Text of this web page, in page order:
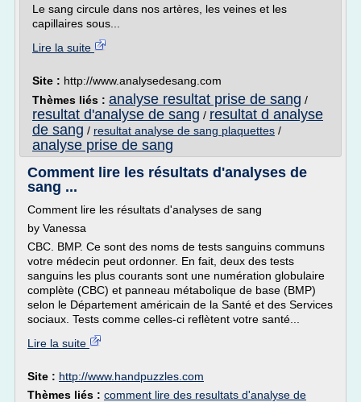
Le sang circule dans nos artères, les veines et les
capillaires sous...
Lire la suite
Site : http://www.analysedesang.com
Thèmes liés : analyse resultat prise de sang /
resultat d'analyse de sang / resultat d analyse
de sang / resultat analyse de sang plaquettes /
analyse prise de sang
Comment lire les résultats d'analyses de
sang ...
Comment lire les résultats d'analyses de sang
by Vanessa
CBC. BMP. Ce sont des noms de tests sanguins communs
votre médecin peut ordonner. En fait, deux des tests
sanguins les plus courants sont une numération globulaire
complète (CBC) et panneau métabolique de base (BMP)
selon le Département américain de la Santé et des Services
sociaux. Tests comme celles-ci reflètent votre santé...
Lire la suite
Site : http://www.handpuzzles.com
Thèmes liés : comment lire des resultats d'analyse de